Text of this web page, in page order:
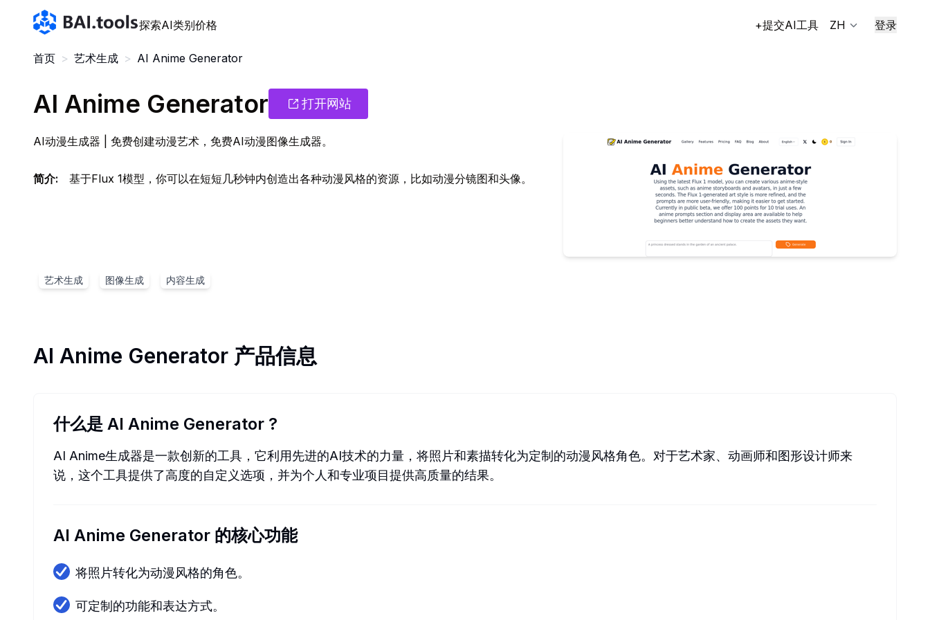
Bai.tools
探索AI类别价格 +提交AI工具 ZH 登录
首页 > 艺术生成 > AI Anime Generator
AI Anime Generator 打开网站
AI动漫生成器 | 免费创建动漫艺术，免费AI动漫图像生成器。
简介: 基于Flux 1模型，你可以在短短几秒钟内创造出各种动漫风格的资源，比如动漫分镜图和头像。
艺术生成 图像生成 内容生成
AI Anime Generator 产品信息
什么是 AI Anime Generator ?
AI Anime生成器是一款创新的工具，它利用先进的AI技术的力量，将照片和素描转化为定制的动漫风格角色。对于艺术家、动画师和图形设计师来
说，这个工具提供了高度的自定义选项，并为个人和专业项目提供高质量的结果。
AI Anime Generator 的核心功能
将照片转化为动漫风格的角色。
可定制的功能和表达方式。